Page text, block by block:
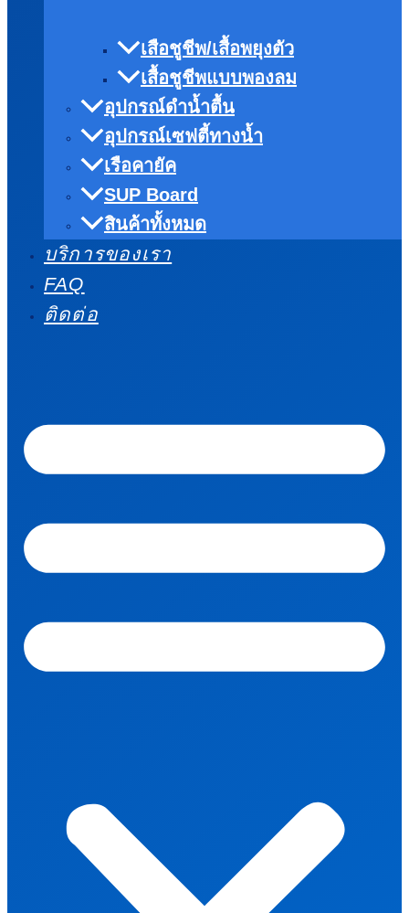
เสือชูชีพ/เสื้อพยุงตัว
เสื้อชูชีพแบบพองลม
อุปกรณ์ดำน้ำตื้น
อุปกรณ์เซฟตี้ทางน้ำ
เรือคายัค
SUP Board
สินค้าทั้งหมด
บริการของเรา
FAQ
ติดต่อ